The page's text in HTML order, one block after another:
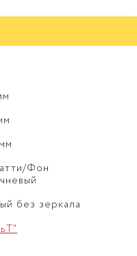
Фон
без зеркала